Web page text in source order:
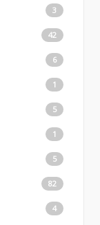
3
42
6
1
5
1
5
82
4